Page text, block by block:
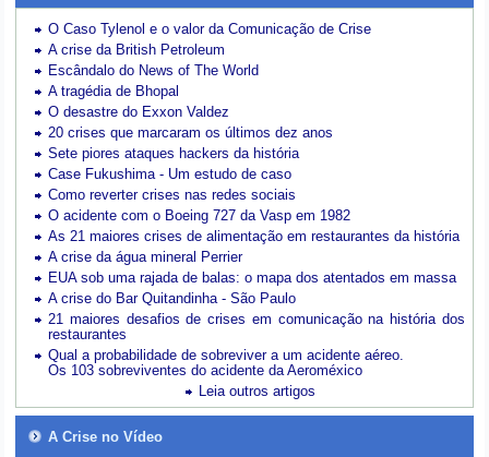
O Caso Tylenol e o valor da Comunicação de Crise
A crise da British Petroleum
Escândalo do News of The World
A tragédia de Bhopal
O desastre do Exxon Valdez
20 crises que marcaram os últimos dez anos
Sete piores ataques hackers da história
Case Fukushima - Um estudo de caso
Como reverter crises nas redes sociais
O acidente com o Boeing 727 da Vasp em 1982
As 21 maiores crises de alimentação em restaurantes da história
A crise da água mineral Perrier
EUA sob uma rajada de balas: o mapa dos atentados em massa
A crise do Bar Quitandinha - São Paulo
21 maiores desafios de crises em comunicação na história dos
restaurantes
Qual a probabilidade de sobreviver a um acidente aéreo.
Os 103 sobreviventes do acidente da Aeroméxico
Leia outros artigos
A Crise no Vídeo